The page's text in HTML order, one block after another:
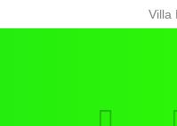
Villa